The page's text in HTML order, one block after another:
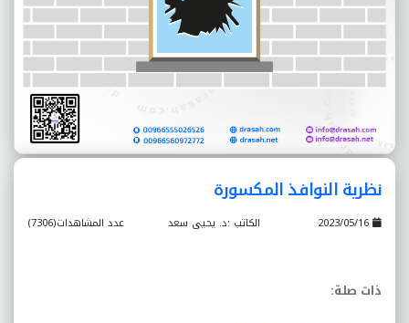
نظرية النوافذ المكسورة
عدد المشاهدات(7306) الكاتب :د. يحيى سعد
ذات صلة: